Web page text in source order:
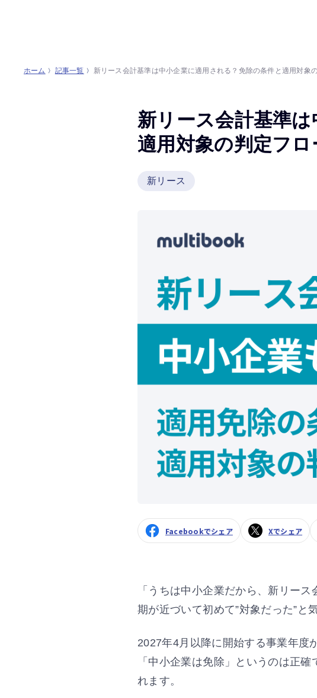
ホーム 記事一覧 新リース会計基準は中小企業に適用される？免除の条件と適用対象
新リース会計基準
適用対象の判定フロ
新リース
Facebookでシェア Xでシェア
「うちは中小企業だから、新リー
期が近づいて初めて”対象だった”と
2027年4月以降に開始する事業年度
「中小企業は免除」というのは正
れます。